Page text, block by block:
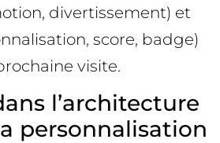
divertissement) et
score, badge)
visite.
l’architecture
personnalisation